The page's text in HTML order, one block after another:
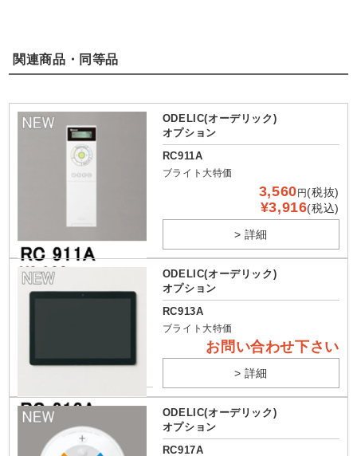
関連商品・同等品
ODELIC(オーデリック)
オプション
RC911A
ブライト大特価
3,560 円 (税抜)
¥3,916(税込)
> 詳細
ODELIC(オーデリック)
オプション
RC913A
ブライト大特価
お問い合わせ下さい
> 詳細
ODELIC(オーデリック)
オプション
RC917A